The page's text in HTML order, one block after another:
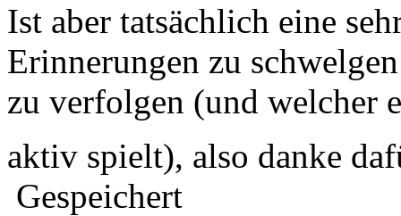
Ist aber tatsächlich eine
Erinnerungen zu
zu verfolgen (und welcher
aktiv spielt), also danke
Gespeichert